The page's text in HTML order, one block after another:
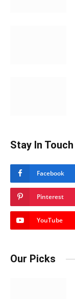
Stay In Touch
Facebook
Pinterest
YouTube
Our Picks